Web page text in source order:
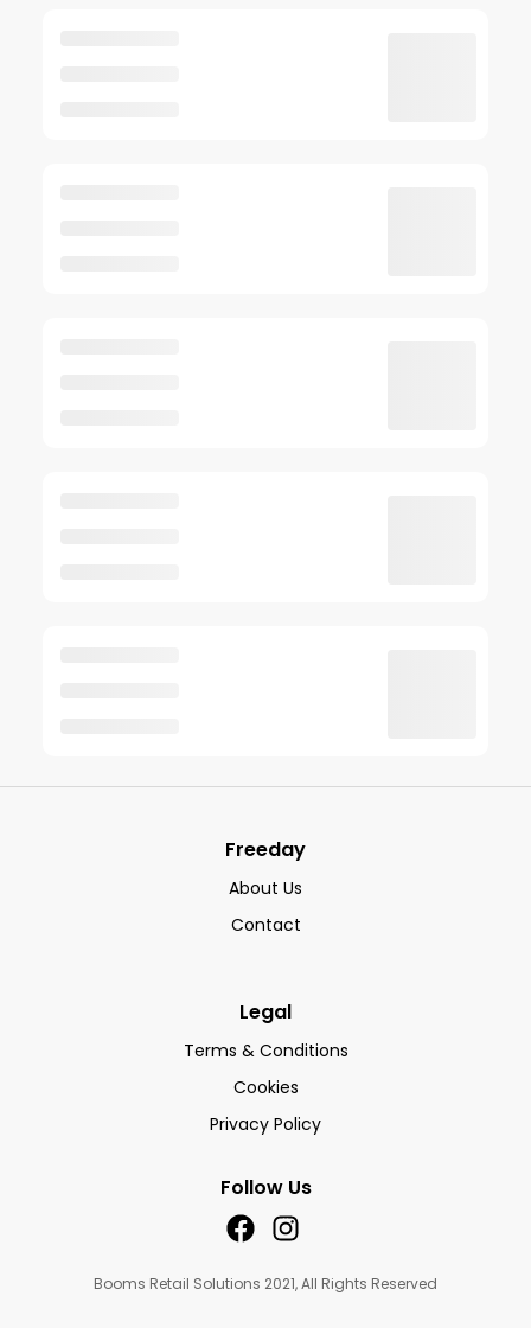
Freeday
About Us
Contact
Legal
Terms & Conditions
Cookies
Privacy Policy
Follow Us
Booms Retail Solutions 2021, All Rights Reserved